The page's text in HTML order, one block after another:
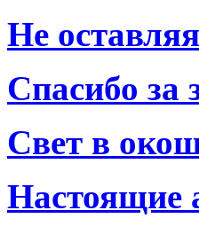
Не
Спасибо за
Свет в
Настоящие